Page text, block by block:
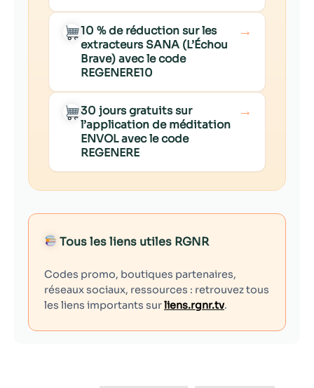
10 % de réduction sur les
extracteurs SANA (L’Échou
Brave) avec le code
REGENERE10
→
30 jours gratuits sur
l’application de méditation
ENVOL avec le code
REGENERE
→
Tous les liens utiles RGNR
Codes promo, boutiques partenaires,
réseaux sociaux, ressources : retrouvez tous
les liens importants surliens.rgnr.tv.